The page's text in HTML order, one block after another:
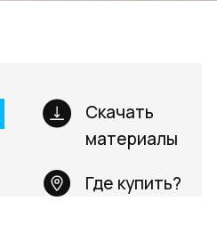
Скачать
материалы
Где купить?
Email: